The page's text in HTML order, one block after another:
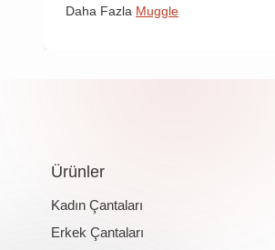
Daha Fazla Muggle
Ürünler
Kadın Çantaları
Erkek Çantaları